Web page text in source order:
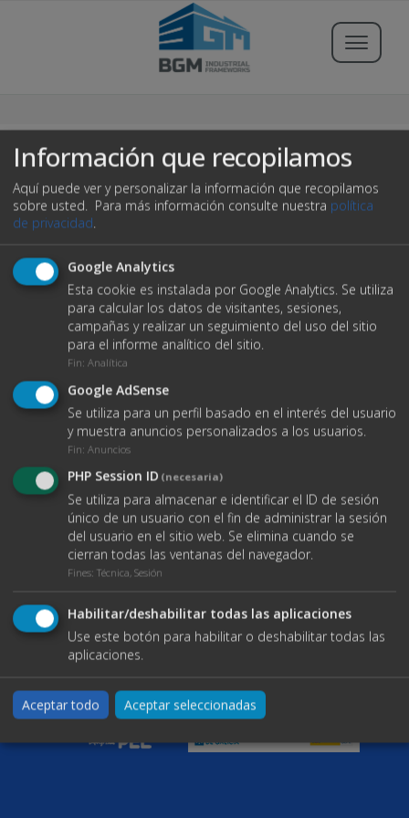
Publicar Inmueble
Registrarse
Servicios
Contacto
404
Ups! no ha sido posible encontrar la página.
Volver al inicio
C/ Severino Riveiro Tome, 3 Bajo
15702 Santiago de Compostela
+34 981 894 596
info@bgmnavesindustriales.com
Blog
Servicios
Contacto
Documentos
Aviso legal
Política de Cookies
Información que recopilamos
Aquí puede ver y personalizar la información que recopilamos
sobre usted. Para más información consulte nuestra política
de privacidad.
Google Analytics
Esta cookie es instalada por Google Analytics. Se utiliza
para calcular los datos de visitantes, sesiones,
campañas y realizar un seguimiento del uso del sitio
para el informe analítico del sitio.
Fin: Analítica
Google AdSense
Se utiliza para un perfil basado en el interés del usuario
y muestra anuncios personalizados a los usuarios.
Fin: Anuncios
PHP Session ID (necesaria)
Se utiliza para almacenar e identificar el ID de sesión
único de un usuario con el fin de administrar la sesión
del usuario en el sitio web. Se elimina cuando se
cierran todas las ventanas del navegador.
Fines: Técnica, Sesión
Habilitar/deshabilitar todas las aplicaciones
Use este botón para habilitar o deshabilitar todas las
aplicaciones.
Aceptar todo Aceptar seleccionadas